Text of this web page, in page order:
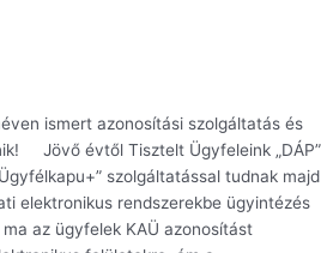
ismert azonosítási szolgáltatás és
Jövő évtől Tisztelt Ügyfeleink „DÁP”
szolgáltatással tudnak majd
elektronikus rendszerekbe ügyintézés
az ügyfelek KAÜ azonosítást